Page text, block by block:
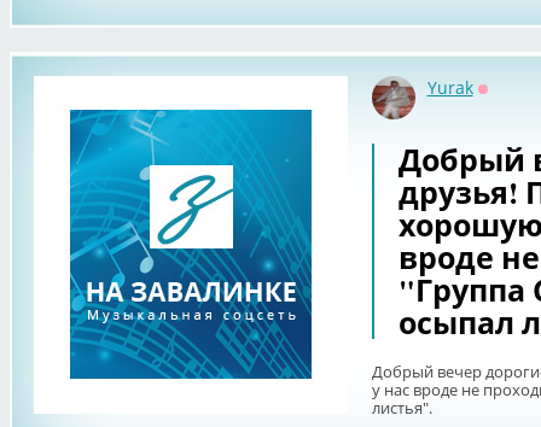
Yurak
Добрый
друзья!
вроде
"Группа
осыпал
Добрый вечер
у нас вроде не
листья".